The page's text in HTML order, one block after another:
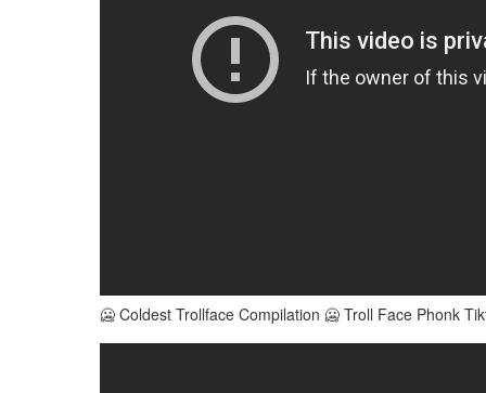
🥶 Coldest Trollface Compilation 🥶 Troll Face Phonk